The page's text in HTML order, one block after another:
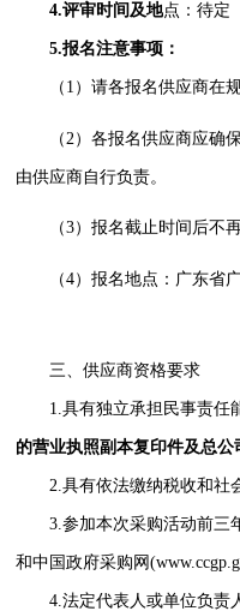
4.评审时间及地点： 待定
5.报名注意事项：
（1）请各报名供应商在
（2）各报名供应商应
由供应商自行负责。
（3）报名截止时间后不
（4）报名地点：广东省
三、供应商资格要求
1. 具有独立承担民事责任
的营业执照副本复印件及总公
2. 具有依法缴纳税收和社
3. 参加本次采购活动前三
和中国政府采购网
4. 法定代表人或单位负责